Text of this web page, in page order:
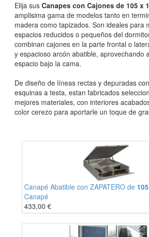
Elija sus Canapes con Cajones de 105 x
amplisima gama de modelos tanto en
madera como tapizados. Son ideales para
espacios reducidos o pequeños del
combinan cajones en la parte frontal o
y espacioso arcón abatible, aprovechando
espacio bajo la cama.
De diseño de líneas rectas y depuradas
esquinas a testa, estan fabricados
mejores materiales, con interiores
color cerezo para aportarle un toque de
Canapé Abatible con ZAPATERO de
Canapé
433,00 €